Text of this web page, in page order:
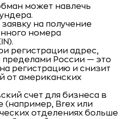
может навлечь
на получение
номера
регистрации адрес,
пределами России — это
регистрацию и снизит
от американских
счет для бизнеса в
(например, Brex или
отделениях больше